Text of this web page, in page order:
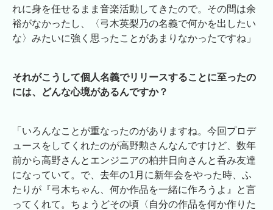
れに身を任せるまま音楽活動してきたので。その間は余
裕がなかったし、〈弓木英梨乃の名義で何かを出したい
な〉みたいに強く思ったことがあまりなかったですね」
それがこうして個人名義でリリースすることに至ったの
には、どんな心境があるんですか？
「いろんなことが重なったのがありますね。今回プロデ
ュースをしてくれたのが高野勲さんなんですけど、数年
前から高野さんとエンジニアの柏井日向さんと呑み友達
になっていて。で、去年の1月に新年会をやった時、ふ
たりが『弓木ちゃん、何か作品を一緒に作ろうよ』と言
ってくれて。ちょうどその頃〈自分の作品を何か作りた